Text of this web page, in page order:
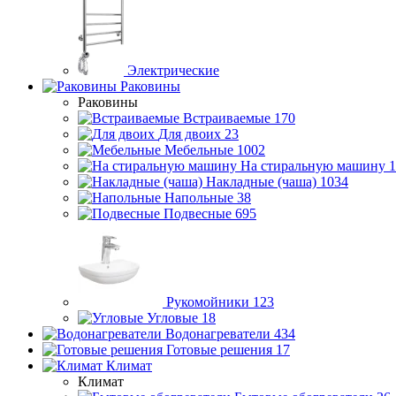
Электрические
Раковины
Раковины
Встраиваемые 170
Для двоих 23
Мебельные 1002
На стиральную машину
Накладные (чаша) 1034
Напольные 38
Подвесные 695
Рукомойники 123
Угловые 18
Водонагреватели 434
Готовые решения 17
Климат
Климат